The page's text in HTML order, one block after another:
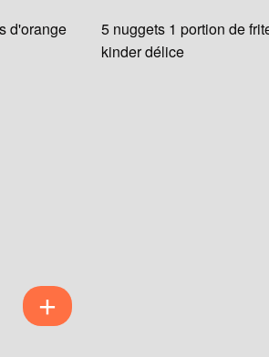
d'orange
5 nuggets 1 portion de
kinder délice